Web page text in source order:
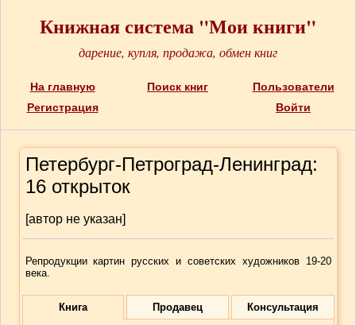
Книжная система "Мои книги"
дарение, купля, продажа, обмен книг
На главную Поиск книг
Пользователи
Регистрация
Войти
Петербург-Петроград-Ленинград:
16 открыток
[автор не указан]
Репродукции картин русских и советских художников 19-20
века.
Книга Продавец Консультация